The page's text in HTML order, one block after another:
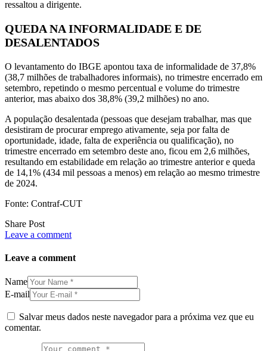
ressaltou a dirigente.
QUEDA NA INFORMALIDADE E DE
DESALENTADOS
O levantamento do IBGE apontou taxa de informalidade de 37,8%
(38,7 milhões de trabalhadores informais), no trimestre encerrado em
setembro, repetindo o mesmo percentual e volume do trimestre
anterior, mas abaixo dos 38,8% (39,2 milhões) no ano.
A população desalentada (pessoas que desejam trabalhar, mas que
desistiram de procurar emprego ativamente, seja por falta de
oportunidade, idade, falta de experiência ou qualificação), no
trimestre encerrado em setembro deste ano, ficou em 2,6 milhões,
resultando em estabilidade em relação ao trimestre anterior e queda
de 14,1% (434 mil pessoas a menos) em relação ao mesmo trimestre
de 2024.
Fonte: Contraf-CUT
Share Post
Leave a comment
Leave a comment
Name
E-mail
Salvar meus dados neste navegador para a próxima vez que eu
comentar.